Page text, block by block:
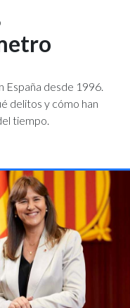
España desde 1996.
delitos y cómo han
tiempo.